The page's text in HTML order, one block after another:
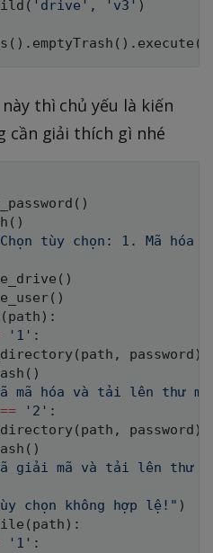
( 'drive' , 'v3' )
( ) . emptyTrash ( ) . execute (
thì chủ yếu là kiến
cần giải thích gì nhé
( )
( )
tùy chọn: 1. Mã
( )
( )
( path ) :
'1' :
( path , password )
( )
mã hóa và tải lên thư
== '2' :
( path , password )
( )
giải mã và tải lên thư
chọn không hợp lệ!" )
( path ) :
'1' :